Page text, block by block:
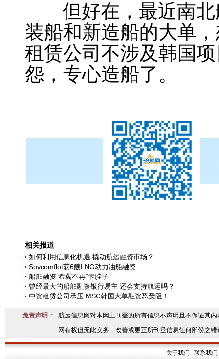
但好在，最近南北
装船和新造船的大单
租赁公司不涉及韩国
怨，专心造船了。
相关报道
如何利用信息化机遇 撬动航运融资市场？
Sovcomflot获6艘LNG动力油船融资
船舶融资 希冀不再“卡脖子”
曾经最大的船舶融资银行易主 还会支持航运吗？
中资租赁公司承压 MSC韩国大单融资恐受阻！
免责声明：
航运信息网对本网上刊登的所有信息不声明且不保证其
网有权但无此义务，改善或更正所刊登信息任何部份之错
关于我们 联系我们